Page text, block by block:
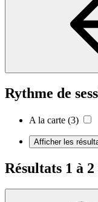
Rythme de
A la carte (3)
Afficher les
Résultats 1 à